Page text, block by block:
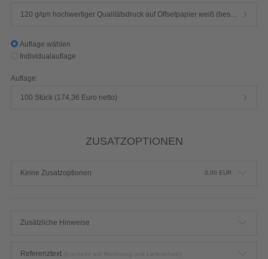
Auflage wählen
Individualauflage
Auflage:
100 Stück (174,36 Euro netto)
ZUSATZOPTIONEN
Keine Zusatzoptionen 0,00 EUR
Zusätzliche Hinweise
Referenztext